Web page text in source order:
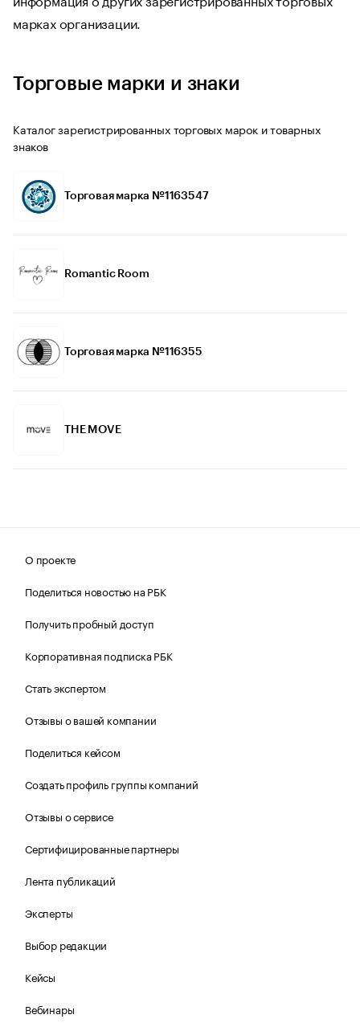
марках организации.
Торговые марки и знаки
Каталог зарегистрированных торговых марок и товарных
знаков
Торговая марка №1163547
Romantic Room
Торговая марка №116355
THE MOVE
О проекте
Поделиться новостью на РБК
Получить пробный доступ
Корпоративная подписка РБК
Стать экспертом
Отзывы о вашей компании
Поделиться кейсом
Создать профиль группы компаний
Отзывы о сервисе
Сертифицированные партнеры
Лента публикаций
Эксперты
Выбор редакции
Кейсы
Вебинары